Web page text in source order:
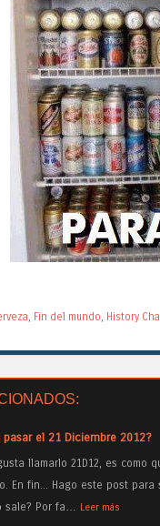
Fin del mundo History
pasar el 21 Diciembre 2012?
llamarlo 21D12, es
En fin... Hago este post
sale? Por fa…
Leer más